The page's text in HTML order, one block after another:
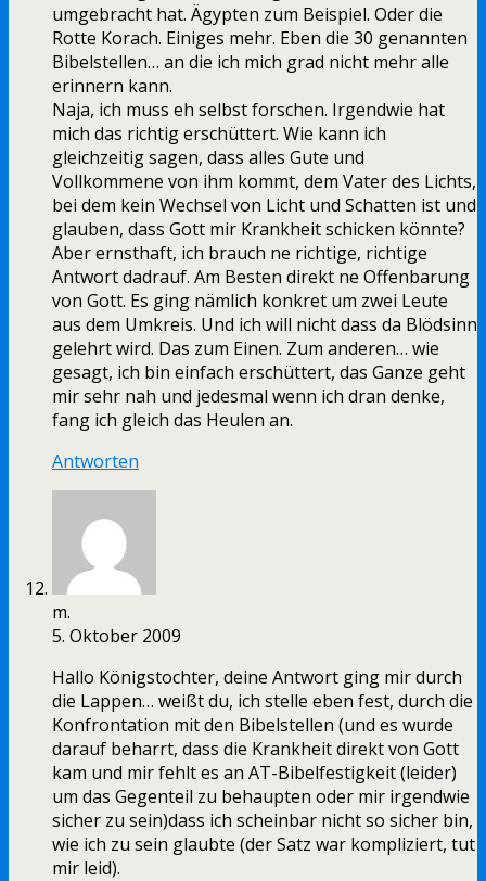
umgebracht hat. Ägypten zum Beispiel. Oder die
Rotte Korach. Einiges mehr. Eben die 30 genannten
Bibelstellen… an die ich mich grad nicht mehr alle
erinnern kann.
Naja, ich muss eh selbst forschen. Irgendwie hat
mich das richtig erschüttert. Wie kann ich
gleichzeitig sagen, dass alles Gute und
Vollkommene von ihm kommt, dem Vater des Lichts,
bei dem kein Wechsel von Licht und Schatten ist und
glauben, dass Gott mir Krankheit schicken könnte?
Aber ernsthaft, ich brauch ne richtige, richtige
Antwort dadrauf. Am Besten direkt ne Offenbarung
von Gott. Es ging nämlich konkret um zwei Leute
aus dem Umkreis. Und ich will nicht dass da Blödsinn
gelehrt wird. Das zum Einen. Zum anderen… wie
gesagt, ich bin einfach erschüttert, das Ganze geht
mir sehr nah und jedesmal wenn ich dran denke,
fang ich gleich das Heulen an.
Antworten
m.
5. Oktober 2009
Hallo Königstochter, deine Antwort ging mir durch
die Lappen… weißt du, ich stelle eben fest, durch die
Konfrontation mit den Bibelstellen (und es wurde
darauf beharrt, dass die Krankheit direkt von Gott
kam und mir fehlt es an AT-Bibelfestigkeit (leider)
um das Gegenteil zu behaupten oder mir irgendwie
sicher zu sein)dass ich scheinbar nicht so sicher bin,
wie ich zu sein glaubte (der Satz war kompliziert, tut
mir leid).